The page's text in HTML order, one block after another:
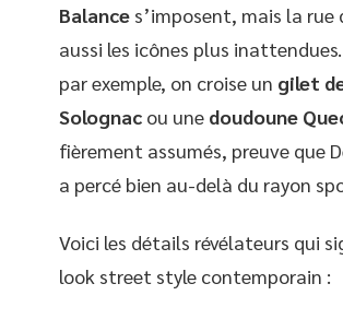
Balance s’imposent, mais la rue
aussi les icônes plus inattendues.
par exemple, on croise un gilet
Solognac ou une doudoune
fièrement assumés, preuve que
a percé bien au-delà du rayon
Voici les détails révélateurs qui
look street style contemporain :